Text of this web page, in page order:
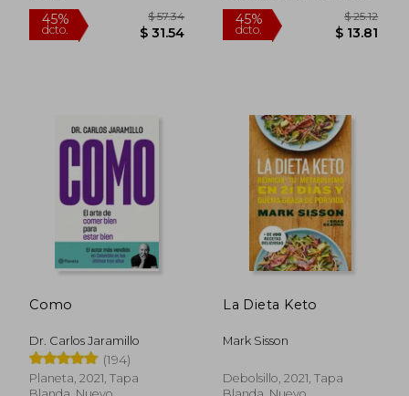
dcto. $ 27.84
45%
dcto.
Como
Dr. Carlos Jaramillo
(194)
Planeta, 2021, Tapa
La Dieta Keto
Mark Sisson
Debolsillo, 2021, Tapa